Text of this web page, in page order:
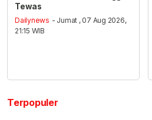
Tewas
Dailynews - Jumat , 07 Aug 2026,
21:15 WIB
Terpopuler